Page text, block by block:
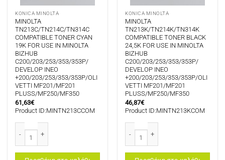
KONICA MINOLTA
MINOLTA
TN213C/TN214C/TN314C
COMPATIBLE TONER CYAN
19K FOR USE IN MINOLTA
BIZHUB
C200/203/253/353/353P/
DEVELOP INEO
+200/203/253/353/353P/OLI
VETTI MF201/MF201
PLUSS/MF250/MF350
61,63€
Product ID:MINTN213CCOM
KONICA MINOLTA
MINOLTA
TN213K/TN214K/TN314K
COMPATIBLE TONER BLACK
24,5K FOR USE IN MINOLTA
BIZHUB
C200/203/253/353/353P/
DEVELOP INEO
+200/203/253/353/353P/OLI
VETTI MF201/MF201
PLUSS/MF250/MF350
46,87€
Product ID:MINTN213KCOM